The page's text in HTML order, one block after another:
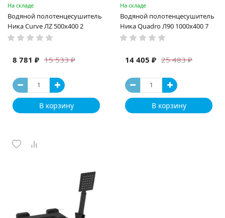
На складе
Водяной полотенцесушитель
Ника Curve ЛZ 500x400 2
15 533 ₽
8 781 ₽
В корзину
На складе
Водяной полотенцесушитель
Ника Quadro Л90 1000x400 7
25 483 ₽
14 405 ₽
В корзину